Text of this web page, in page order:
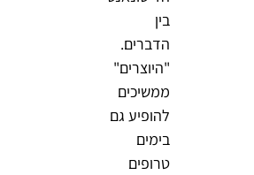
בין
הדברים.
"היוצרים"
ממשיכים
להופיע גם
בימים
טרופים